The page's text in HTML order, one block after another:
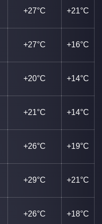
+27°C +21°C
+27°C +16°C
+20°C +14°C
+21°C +14°C
+26°C +19°C
+29°C +21°C
+26°C +18°C